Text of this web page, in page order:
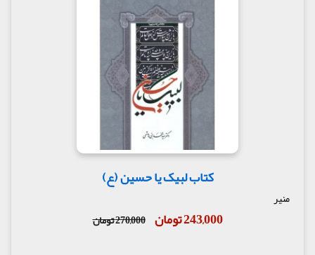
هرج‌ومرج اساساً طومار اسلام را در هم بپیچند. اما
درایت آن بزرگوار و نیز پشتیبانی فداکارانه و خونین
حضرت زهرا سلام‌الله‌علیها از ایشان، نقشه‌ی غاصبان
خلافت را ناکام گذارد. مهم این است که آنها موفق به
نابود کردن اسم اسلام و فروکشیدن پرچم آن نشدند و
غاصبان خلافت نهایتاً مجبور شدند پروژه‌ی غاصبانه‌ی خود
را با حفظ عنوان اسلام و زیر لوای آن پیش ببرند.
در جلد دوم نخست طی چهار مجلس
نقاط برجسته‌ی مظلومیت سیدالشهدا علیه‌السّلام و
حضرت زینب سلام‌الله‌علیها و امام زین‌العابدین
علیه‌السّلام مورد بررسی قرار گرفته که حاوی چند نکته‌ی
اولاً با تکیه به ادله‌ی تاریخی و روایی نشان‌داده‌شده که
کتاب لبیک یا حسین (ع)
منیر
243,000 تومان 270,000 تومان